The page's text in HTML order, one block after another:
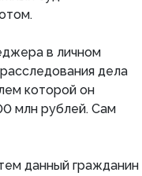
в личном
дела
которой он
млн рублей. Сам
данный гражданин